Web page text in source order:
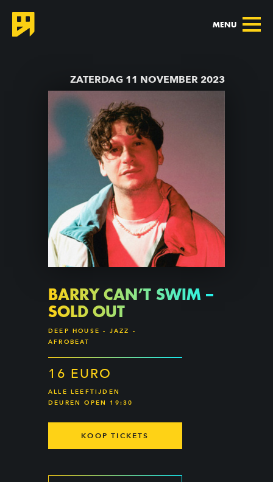
MENU
ZATERDAG 11 NOVEMBER 2023
BARRY CAN’T SWIM –
SOLD OUT
DEEP HOUSE - JAZZ -
AFROBEAT
16 EURO
ALLE LEEFTIJDEN
DEUREN OPEN 19:30
KOOP TICKETS